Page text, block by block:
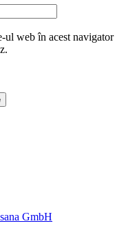
ul web în acest navigator
GmbH